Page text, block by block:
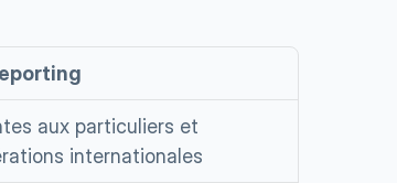
aux particuliers et
internationales